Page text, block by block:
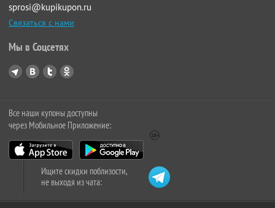
sprosi@kupikupon.ru
Связаться с нами
Мы в Соцсетях
Все наши купоны доступны
через Мобильное Приложение:
Ищите скидки поблизости,
не выходя из чата: